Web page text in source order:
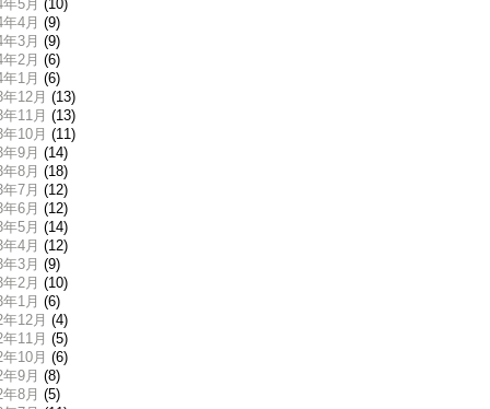
5月 (10)
4月 (9)
3月 (9)
2月 (6)
1月 (6)
12月 (13)
11月 (13)
10月 (11)
9月 (14)
8月 (18)
7月 (12)
6月 (12)
5月 (14)
4月 (12)
3月 (9)
2月 (10)
1月 (6)
12月 (4)
11月 (5)
10月 (6)
9月 (8)
8月 (5)